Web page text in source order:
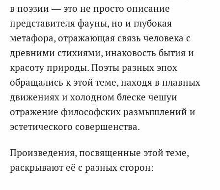
в поэзии — это не просто описание
представителя фауны, но и глубокая
метафора, отражающая связь человека с
древними стихиями, инаковость бытия и
красоту природы. Поэты разных эпох
обращались к этой теме, находя в плавных
движениях и холодном блеске чешуи
отражение философских размышлений и
эстетического совершенства.
Произведения, посвященные этой теме,
раскрывают её с разных сторон: